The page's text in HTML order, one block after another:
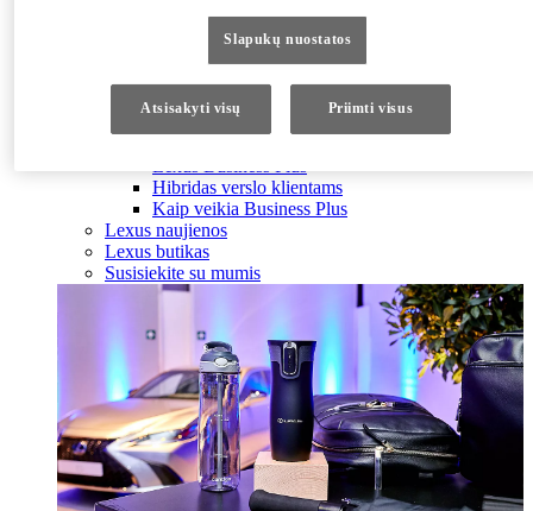
Įkvėpti aistros vairuoti
Koncepciniai automobiliai
Ateities vizijos
Dizainas
Hibridas verslo klientams
Kaip veikia Business Plus
Lexus naujienos
Lexus butikas
Susisiekite su mumis
Slapukų nuostatos
Atsisakyti visų Priimti visus